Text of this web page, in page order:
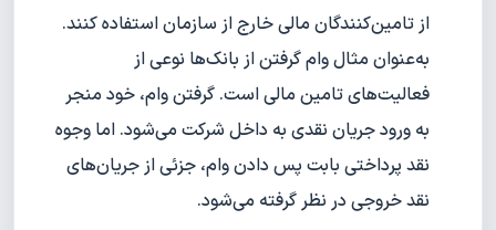
از تامین‌کنندگان مالی خارج از سازمان استفاده کنند.
به‌عنوان مثال وام گرفتن از بانک‌ها نوعی از
فعالیت‌های تامین مالی است. گرفتن وام، خود منجر
به ورود جریان نقدی به داخل شرکت می‌شود. اما وجوه
نقد پرداختی بابت پس دادن وام، جزئی از جریان‌های
نقد خروجی در نظر گرفته می‌شود.